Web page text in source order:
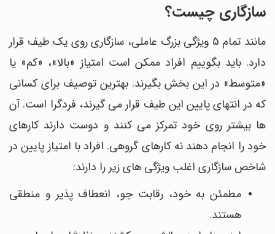
سازگاری چیست؟
مانند تمام 5 ویژگی بزرگ عاملی، سازگاری روی یک طیف قرار
دارد. باید بگوییم افراد ممکن است امتیاز «بالا»، «کم» یا
«متوسط» در این بخش بگیرند. بهترین توصیف برای کسانی
که در انتهای پایین این طیف قرار می گیرند، فردگرا است. آن
ها بیشتر روی خود تمرکز می کنند و دوست دارند کارهای
خود را انجام دهند نه کارهای گروهی. افراد با امتیاز پایین در
شاخص سازگاری اغلب ویژگی های زیر را دارند:
مطمئن به خود، رقابت جو، انعطاف پذیر و منطقی
هستند.